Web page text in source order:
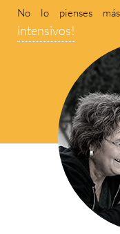
No lo pienses
intensivos!